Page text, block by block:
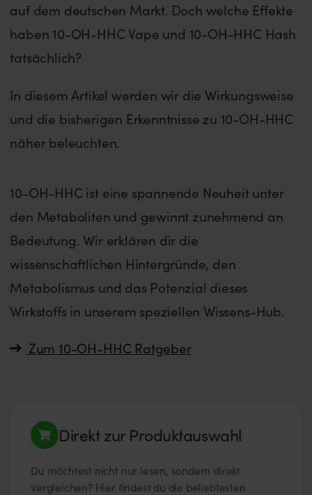
auf dem deutschen Markt. Doch welche Effekte
haben 10-OH-HHC Vape und 10-OH-HHC Hash
tatsächlich?
In diesem Artikel werden wir die Wirkungsweise
und die bisherigen Erkenntnisse zu 10-OH-HHC
näher beleuchten.
10-OH-HHC ist eine spannende Neuheit unter
den Metaboliten und gewinnt zunehmend an
Bedeutung. Wir erklären dir die
wissenschaftlichen Hintergründe, den
Metabolismus und das Potenzial dieses
Wirkstoffs in unserem speziellen Wissens-Hub.
Zum 10-OH-HHC Ratgeber
Direkt zur Produktauswahl
Du möchtest nicht nur lesen, sondern direkt
vergleichen? Hier findest du die beliebtesten